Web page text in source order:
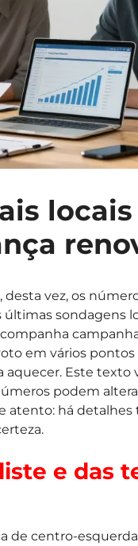
desta vez, os
últimas sondagens
em vários pontos
Este texto
podem
atento: há
e das
de centro-